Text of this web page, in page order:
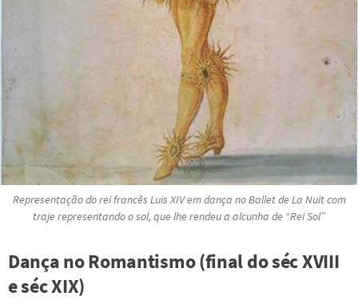
Representação do rei francês Luis XIV em dança noBallet de La Nuitcom
traje representando o sol, que lhe rendeu a alcunha de “Rei Sol”
Dança no Romantismo (final do séc XVIII
e séc XIX)